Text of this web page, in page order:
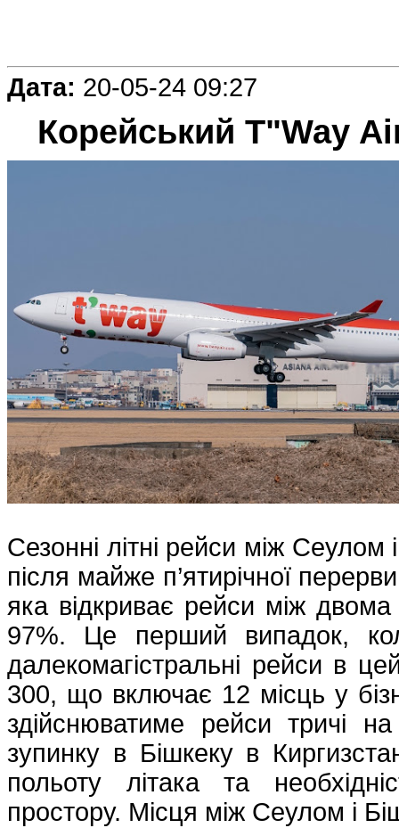
Дата: 20-05-24 09:27
Корейський T"Way
Сезонні літні рейси між Сеулом
після майже п’ятирічної
яка відкриває рейси між
97%. Це перший випадок,
далекомагістральні рейси в
300, що включає 12 місць у
здійснюватиме рейси тричі
зупинку в Бішкеку в
польоту літака та
простору. Місця між Сеулом і